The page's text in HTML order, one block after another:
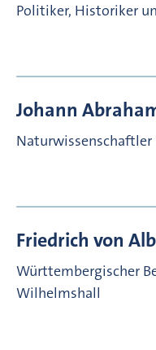
Politiker, Historiker
Johann
Naturwissenschaftler
Friedrich von
Württembergischer
Wilhelmshall